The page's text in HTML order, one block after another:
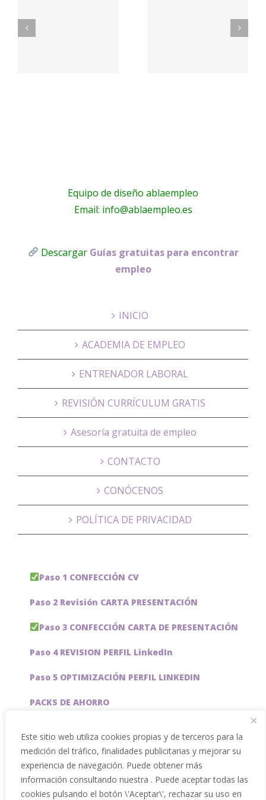
Este sitio web utiliza cookies propias y de terceros para la
medición del tráfico, finalidades publicitarias y mejorar su
experiencia de navegación. Puede obtener más
información consultando nuestra . Puede aceptar todas las
cookies pulsando el botón \'Aceptar\', rechazar su uso en
de
empleo
Equipo de diseño ablaempleo
Email: info@ablaempleo.es
Descargar Guías gratuitas para encontrar
empleo
INICIO
ACADEMIA DE EMPLEO
ENTRENADOR LABORAL
REVISIÓN CURRÍCULUM GRATIS
Asesoría gratuita de empleo
CONTACTO
CONÓCENOS
POLÍTICA DE PRIVACIDAD
Paso 1 CONFECCIÓN CV
Paso 2 Revisión CARTA PRESENTACIÓN
Paso 3 CONFECCIÓN CARTA DE PRESENTACIÓN
Paso 4 REVISION PERFIL LinkedIn
Paso 5 OPTIMIZACIÓN PERFIL LINKEDIN
PACKS DE AHORRO
Servicios especiales